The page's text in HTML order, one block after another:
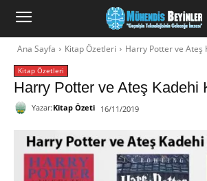
Ana Sayfa Kitap Özetleri Harry Potter ve Ateş
Kitap Özetleri
Harry Potter ve Ateş Kadehi
Yazar: Kitap Özeti 16/11/2019